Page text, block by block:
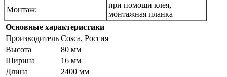
Монтаж:
при помощи клея,
монтажная планка
Основные характеристики
Производитель Cosca, Россия
Высота
80 мм
Ширина
16 мм
Длина
2400 мм